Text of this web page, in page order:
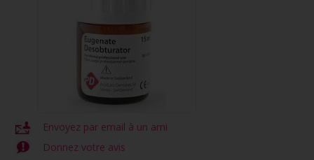
Envoyez par email à un ami
Donnez votre avis